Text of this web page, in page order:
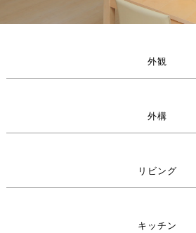
外観
外構
リビング
キッチン